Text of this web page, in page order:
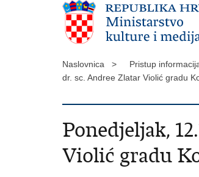
Naslovnica > Pristup
dr. sc. Andree Zlatar Violić gradu
Ponedjeljak,
Violić gradu